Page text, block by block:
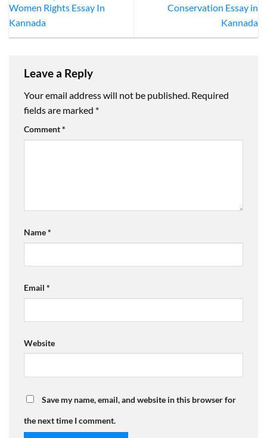
Women Rights Essay In
Kannada
Conservation Essay in
Kannada
Leave a Reply
Your email address will not be published. Required
fields are marked *
Comment*
Name*
Email *
Website
Save my name, email, and website in this browser for
the next time I comment.